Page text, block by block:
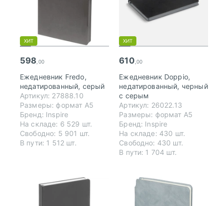
ХИТ
598 ,00
Ежедневник Fredo,
недатированный, серый
Артикул: 27888.10
Размеры: формат А5
Бренд: Inspire
На складе: 6 529 шт.
Свободно: 5 901 шт.
В пути: 1 512 шт.
ХИТ
610 ,00
Ежедневник Doppio,
недатированный, черный
с серым
Артикул: 26022.13
Размеры: формат А5
Бренд: Inspire
На складе: 430 шт.
Свободно: 430 шт.
В пути: 1 704 шт.